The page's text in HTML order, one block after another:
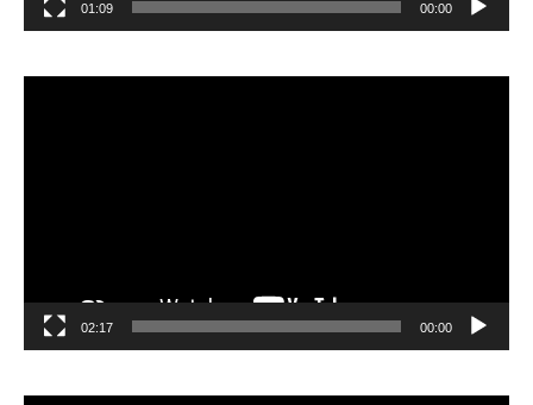
00:00
01:09
00:00
02:17